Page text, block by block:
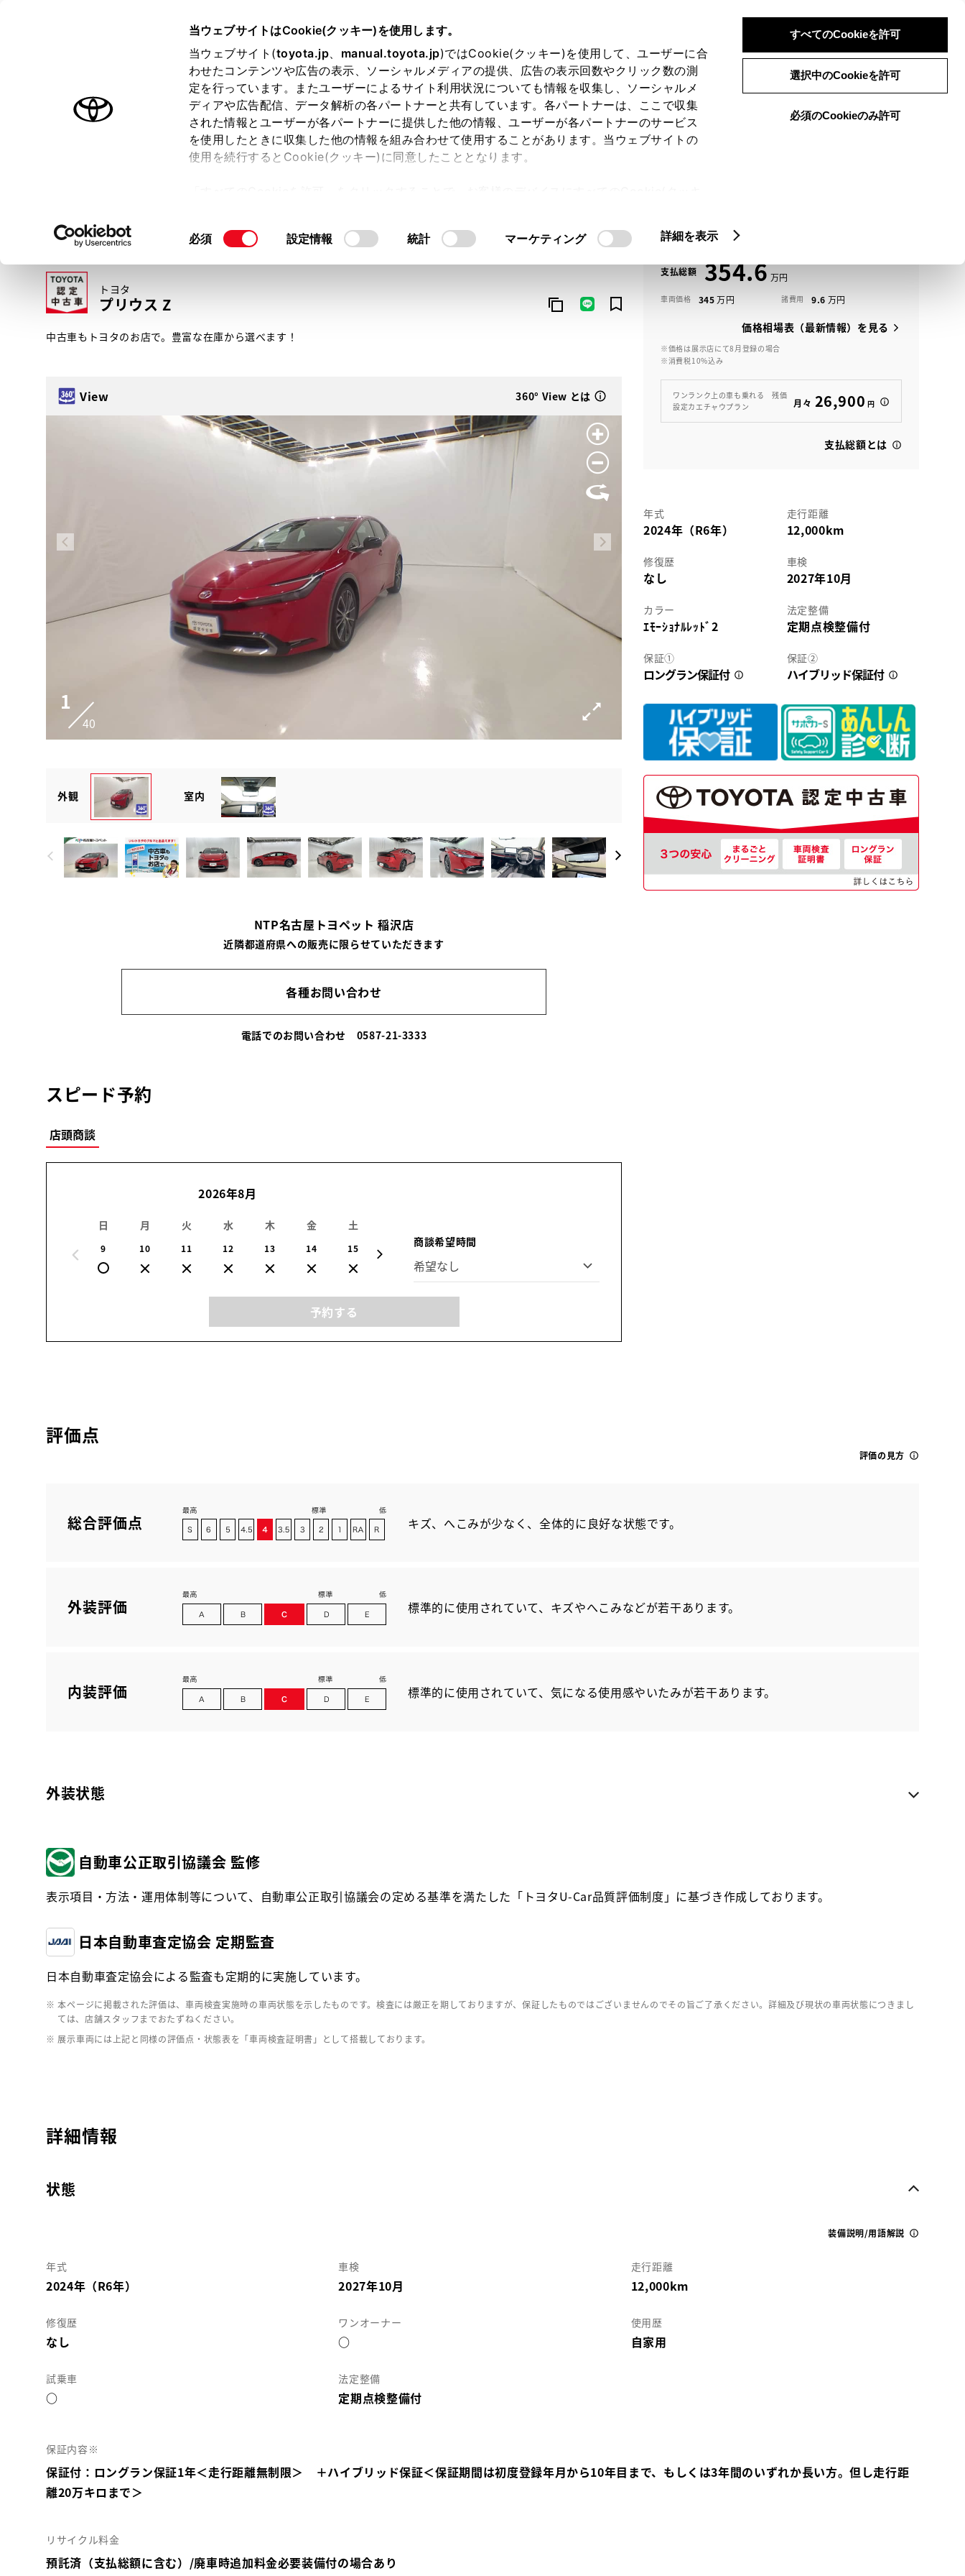
当ウェブサイトはCookie(クッキー)を使用します。
当ウェブサイト(toyota.jp、 manual.toyota.jp)ではCookie(クッキー)を使用して、ユーザーに合
わせたコンテンツや広告の表示、ソーシャルメディアの提供、広告の表示回数やクリック数の測
定を行っています。またユーザーによるサイト利用状況についても情報を収集し、ソーシャルメ
ディアや広告配信、データ解析の各パートナーと共有しています。各パートナーは、ここで収集
された情報とユーザーが各パートナーに提供した他の情報、ユーザーが各パートナーのサービス
を使用したときに収集した他の情報を組み合わせて使用することがあります。当ウェブサイトの
使用を続行するとCookie(クッキー)に同意したこととなります。
て」をご覧ください。
同
必須 設定情報 統計 マーケティング 詳細を表示
すべてのCookieを許可
選択中のCookieを許可
必須のCookieのみ許可
ログイン 検索 メニュー
オーナーサポート トピックス
トヨタ認定中古車 メニュー
トヨタ認定中古車の魅力 3つの買い方 オンライン購入お気に入り 保存した見積り
トヨタ
プリウス Z
中古車もトヨタのお店で。豊富な在庫から選べます！
View 360° View とは
1
40
View
2
40
外観 室内
NTP名古屋トヨペット 稲沢店
近隣都道府県への販売に限らせていただきます
各種お問い合わせ
電話でのお問い合わせ 0587-21-3333
スピード予約
店頭商談
2026年8月
日
9
月
10
火
11
水
12
木
13
金
14
土
15 17 18
商談希望時間
予約する
支払総額 354.6
車両価格 345 諸費用 9.6
価格相場表（最新情報）を見る
※価格は展示店にて8月登録の場合
※消費税10%込み
ワンランク上の車も乗れる 残価
設定カエチャウプラン
月々 26,900 円
支払総額とは
年式
2024年（R6年）
走行距離
12,000km
修復歴
なし
車検
2027年10月
カラー
ｴﾓｰｼｮﾅﾙﾚｯﾄﾞ2
法定整備
定期点検整備付
保証①
ロングラン保証付
保証②
ハイブリッド保証付
評価点
評価の見方
総合評価点 キズ、へこみが少なく、全体的に良好な状態です。
外装評価 標準的に使用されていて、キズやへこみなどが若干あります。
内装評価 標準的に使用されていて、気になる使用感やいたみが若干あります。
外装状態
自動車公正取引協議会 監修
表示項目・方法・運用体制等について、自動車公正取引協議会の定める基準を満たした「トヨタU-Car品質評価制度」に基づき作成しております。
日本自動車査定協会 定期監査
日本自動車査定協会による監査も定期的に実施しています。
※ 本ページに掲載された評価は、車両検査実施時の車両状態を示したものです。検査には厳正を期しておりますが、保証したものではございませんのでその旨ご了承ください。詳細及び現状の車両状態につきまし
ては、店舗スタッフまでおたずねください。
※ 展示車両には上記と同様の評価点・状態表を「車両検査証明書」として搭載しております。
詳細情報
状態
装備説明/用語解説
年式
2024年（R6年）
車検
2027年10月
走行距離
12,000km
修復歴
なし
ワンオーナー
○
使用歴
自家用
試乗車
○
法定整備
定期点検整備付
保証内容※
保証付：ロングラン保証1年＜走行距離無制限＞ ＋ハイブリッド保証＜保証期間は初度登録年月から10年目まで、もしくは3年間のいずれか長い方。但し走行距
離20万キロまで＞
リサイクル料金
預託済（支払総額に含む）/廃車時追加料金必要装備付の場合あり